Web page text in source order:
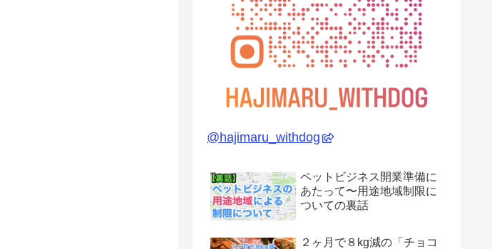
@hajimaru_withdog
ペットビジネス開業準備に
あたって〜用途地域制限に
ついての裏話
２ヶ月で８kg減の「チョコ